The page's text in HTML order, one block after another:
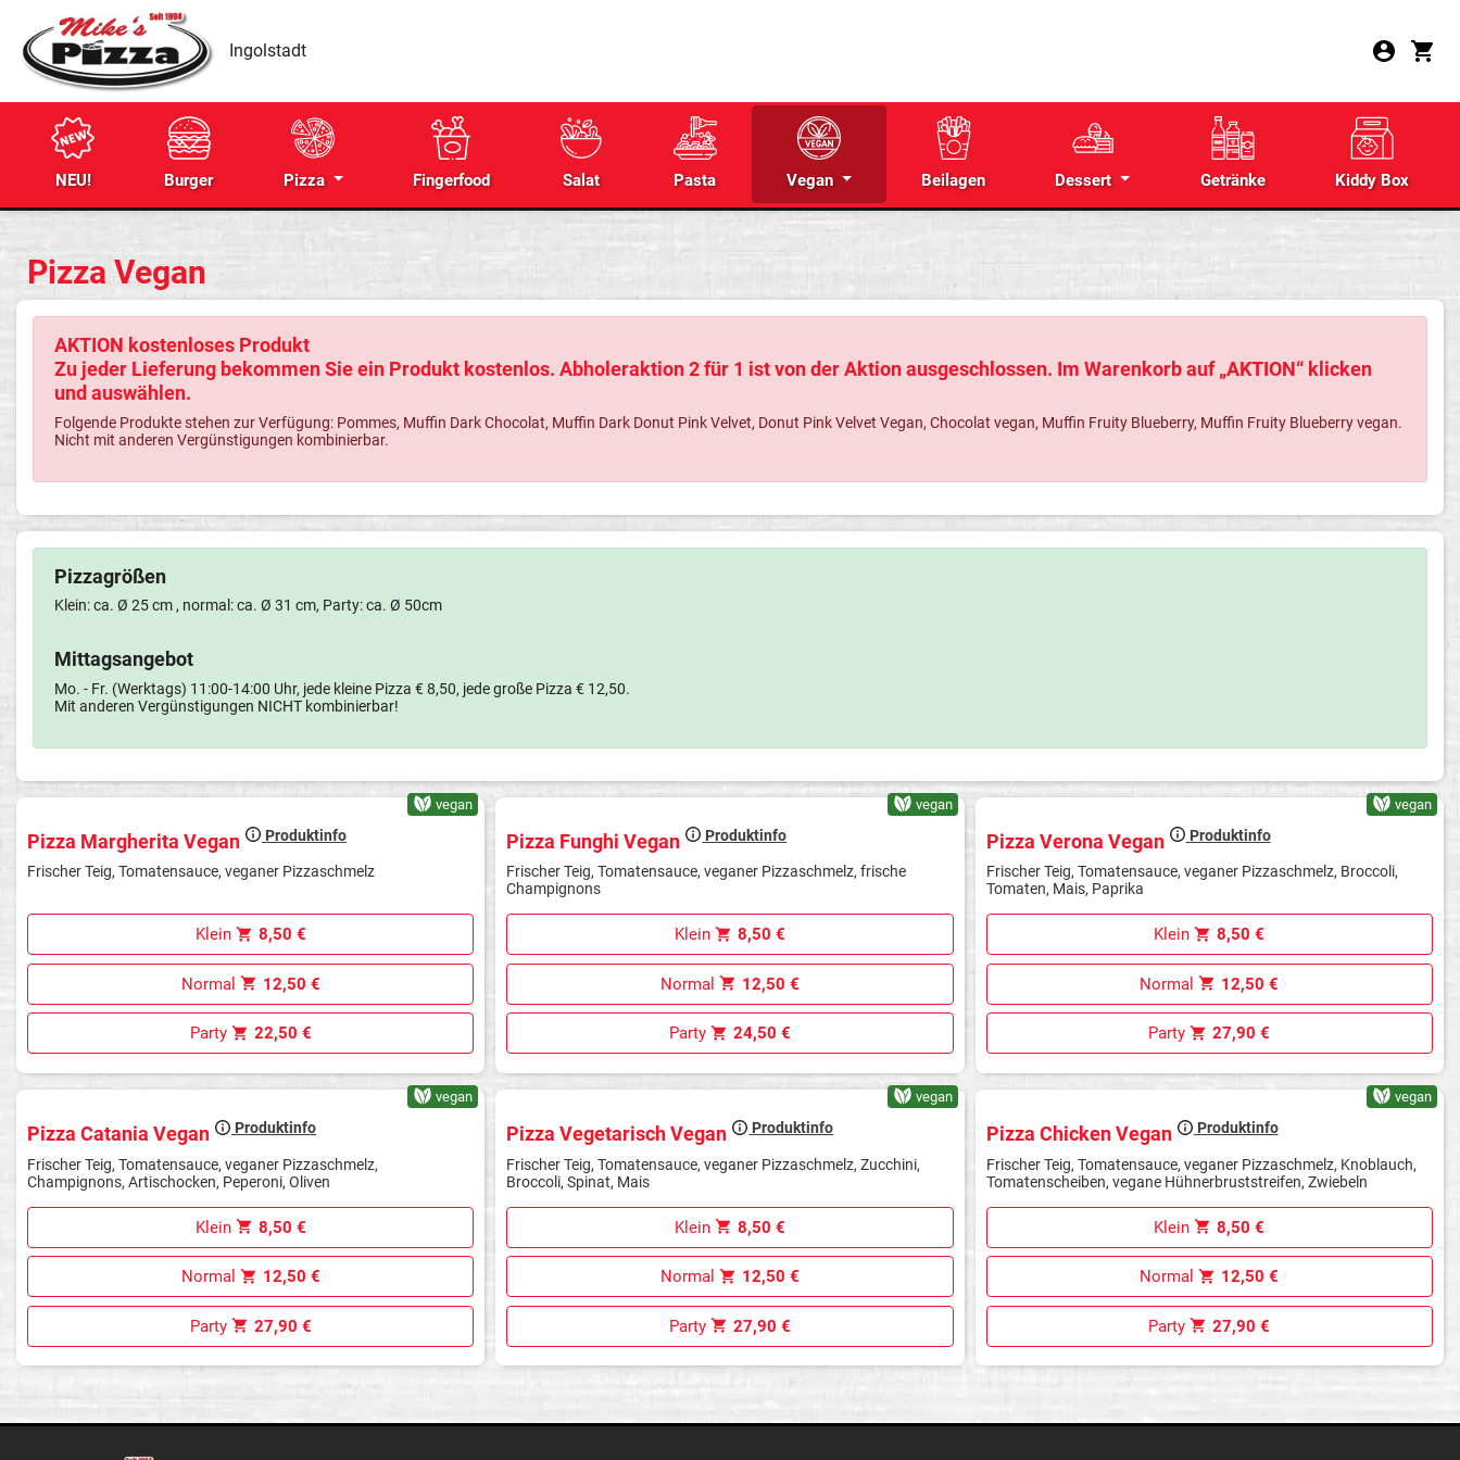
Ingolstadt
NEU! Burger Pizza Fingerfood Salat Pasta Vegan Beilagen Dessert Getränke Kiddy Box
Pizza Vegan
AKTION kostenloses Produkt
Zu jeder Lieferung bekommen Sie ein Produkt kostenlos. Abholeraktion 2 für 1 ist von der Aktion ausgeschlossen. Im Warenkorb auf „AKTION“ klicken
und auswählen.
Folgende Produkte stehen zur Verfügung: Pommes, Muffin Dark Chocolat, Muffin Dark Donut Pink Velvet, Donut Pink Velvet Vegan, Chocolat vegan, Muffin Fruity Blueberry, Muffin Fruity Blueberry vegan.
Nicht mit anderen Vergünstigungen kombinierbar.
Pizzagrößen
Klein: ca. Ø 25 cm , normal: ca. Ø 31 cm, Party: ca. Ø 50cm
Mittagsangebot
Mo. - Fr. (Werktags) 11:00-14:00 Uhr, jede kleine Pizza € 8,50, jede große Pizza € 12,50.
Mit anderen Vergünstigungen NICHT kombinierbar!
vegan
Pizza Margherita Vegan Produktinfo
Frischer Teig, Tomatensauce, veganer Pizzaschmelz
Klein 8,50 €
Normal 12,50 €
Party 22,50 €
vegan
Pizza Funghi Vegan Produktinfo
Frischer Teig, Tomatensauce, veganer Pizzaschmelz, frische
Champignons
Klein 8,50 €
Normal 12,50 €
Party 24,50 €
vegan
Pizza Verona Vegan Produktinfo
Frischer Teig, Tomatensauce, veganer Pizzaschmelz, Broccoli,
Tomaten, Mais, Paprika
Klein 8,50 €
Normal 12,50 €
Party 27,90 €
vegan
Pizza Catania Vegan Produktinfo
Frischer Teig, Tomatensauce, veganer Pizzaschmelz,
Champignons, Artischocken, Peperoni, Oliven
Klein 8,50 €
Normal 12,50 €
Party 27,90 €
vegan
Pizza Vegetarisch Vegan Produktinfo
Frischer Teig, Tomatensauce, veganer Pizzaschmelz, Zucchini,
Broccoli, Spinat, Mais
Klein 8,50 €
Normal 12,50 €
Party 27,90 €
vegan
Pizza Chicken Vegan Produktinfo
Frischer Teig, Tomatensauce, veganer Pizzaschmelz, Knoblauch,
Tomatenscheiben, vegane Hühnerbruststreifen, Zwiebeln
Klein 8,50 €
Normal 12,50 €
Party 27,90 €